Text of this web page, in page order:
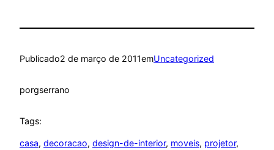
Publicado2 de março de 2011emUncategorized
porgserrano
Tags:
casa, decoracao, design-de-interior, moveis, projetor